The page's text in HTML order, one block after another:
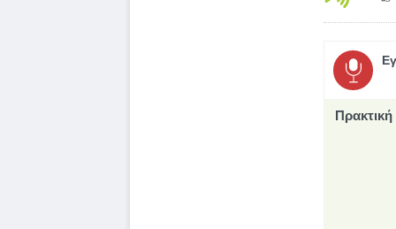
Πρακτική